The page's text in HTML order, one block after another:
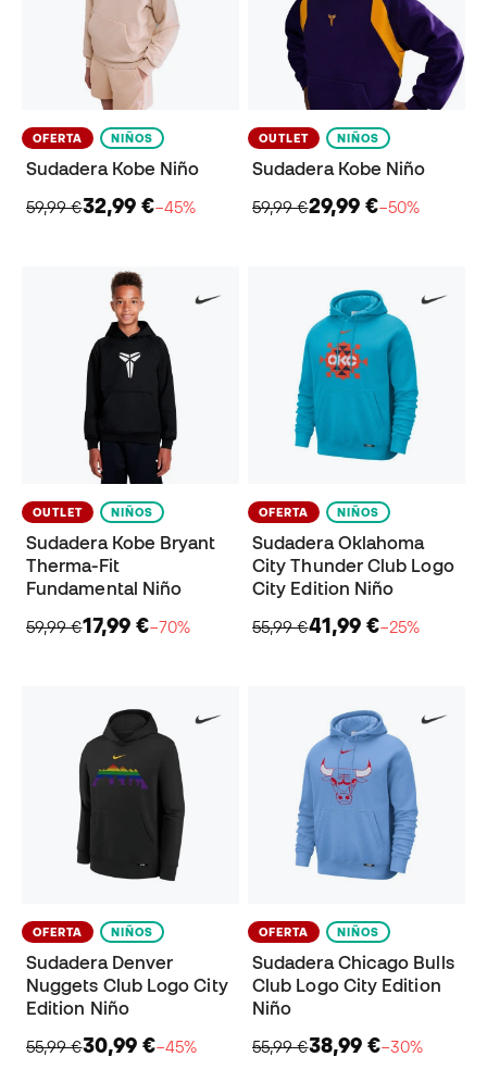
OFERTA NIÑOS
Sudadera Kobe Niño
59,99 €32,99 €−45%
OUTLET NIÑOS
Sudadera Kobe Niño
59,99 €29,99 €−50%
OUTLET NIÑOS
Sudadera Kobe Bryant
Therma-Fit
Fundamental Niño
59,99 €17,99 €−70%
OFERTA NIÑOS
Sudadera Oklahoma
City Thunder Club Logo
City Edition Niño
55,99 €41,99 €−25%
OFERTA NIÑOS
Sudadera Denver
Nuggets Club Logo City
Edition Niño
55,99 €30,99 €−45%
OFERTA NIÑOS
Sudadera Chicago Bulls
Club Logo City Edition
Niño
55,99 €38,99 €−30%